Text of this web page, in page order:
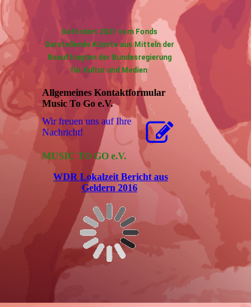
Gefördert 2021 vom Fonds
Darstellende Künste aus Mitteln der
Beauftragten der Bundesregierung
für Kultur und Medien
Allgemeines Kontaktformular
Music To Go e.V.
Wir freuen uns auf Ihre
Nachricht!
MUSIC TO GO e.V.
WDR Lokalzeit Bericht aus
Geldern 2016